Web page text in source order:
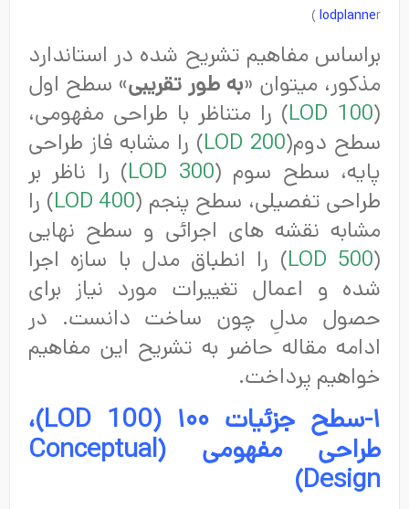
lodplanne
براساس مفاهیم تشریح شده در استاندارد
مذکور، میتوان «به طور تقریبی» سطح اول
LOD 100) را متناظر با طراحی مفهومی،
سطح دوم(LOD 200) را مشابه فاز طراحی
پایه، سطح سوم ( LOD 300) را ناظر بر
طراحی تفصیلی، سطح پنجم ( LOD 400) را
مشابه نقشه های اجرائی و سطح نهایی
LOD 500) را انطباق مدل با سازه اجرا
شده و اعمال تغییرات مورد نیاز برای
حصول مدلِ چون ساخت دانست. در
ادامه مقاله حاضر به تشریح این مفاهیم
خواهیم پرداخت.
LOD 100)،
طراحی مفهومی (Conceptual
Design
)